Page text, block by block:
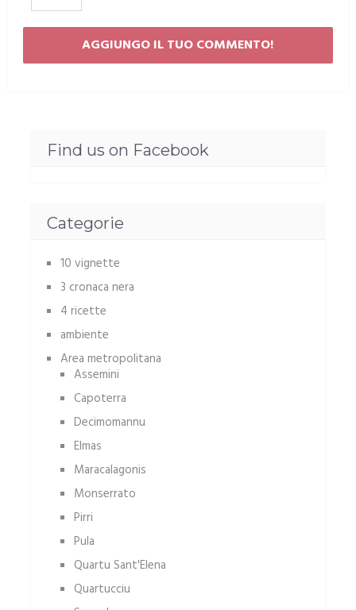
Find us on Facebook
Categorie
10 vignette
3 cronaca nera
4 ricette
ambiente
Area metropolitana
Assemini
Capoterra
Decimomannu
Elmas
Maracalagonis
Monserrato
Pirri
Pula
Quartu Sant'Elena
Quartucciu